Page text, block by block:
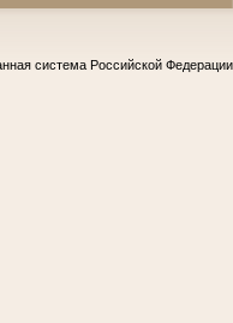
система Российской